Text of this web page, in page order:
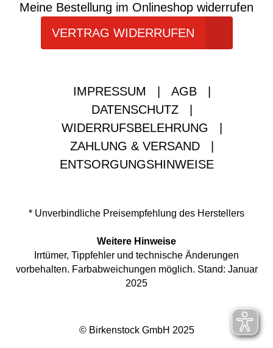
Meine Bestellung im Onlineshop widerrufen
VERTRAG WIDERRUFEN
IMPRESSUM AGB
DATENSCHUTZ
WIDERRUFSBELEHRUNG
ZAHLUNG & VERSAND
ENTSORGUNGSHINWEISE
* Unverbindliche Preisempfehlung des Herstellers
Weitere Hinweise
Irrtümer, Tippfehler und technische Änderungen
vorbehalten. Farbabweichungen möglich. Stand: Januar
2025
© Birkenstock GmbH 2025